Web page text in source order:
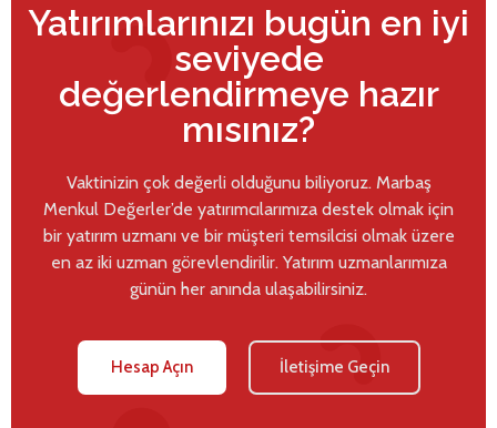
Yatırımlarınızı bugün en iyi
seviyede
değerlendirmeye hazır
mısınız?
Vaktinizin çok değerli olduğunu biliyoruz. Marbaş
Menkul Değerler’de yatırımcılarımıza destek olmak için
bir yatırım uzmanı ve bir müşteri temsilcisi olmak üzere
en az iki uzman görevlendirilir. Yatırım uzmanlarımıza
günün her anında ulaşabilirsiniz.
Hesap Açın İletişime Geçin